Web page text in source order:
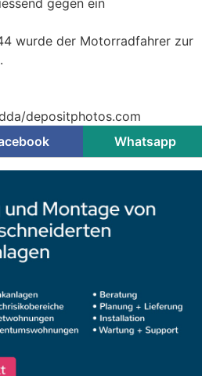
gegen ein
wurde der Motorradfahrer zur
depositphotos.com
Whatsapp